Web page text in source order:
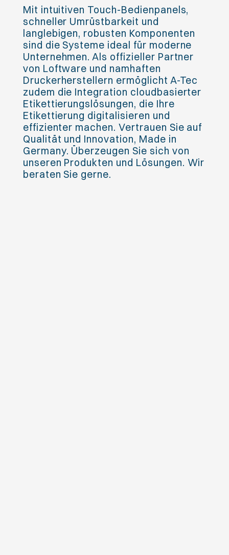
Mit intuitiven Touch-Bedienpanels,
schneller Umrüstbarkeit und
langlebigen, robusten Komponenten
sind die Systeme ideal für moderne
Unternehmen. Als offizieller Partner
von Loftware und namhaften
Druckerherstellern ermöglicht A-Tec
zudem die Integration cloudbasierter
Etikettierungslösungen, die Ihre
Etikettierung digitalisieren und
effizienter machen. Vertrauen Sie auf
Qualität und Innovation, Made in
Germany. Überzeugen Sie sich von
unseren Produkten und Lösungen. Wir
beraten Sie gerne.